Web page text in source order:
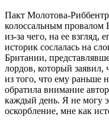
Пакт Молотова-
колоссальным провалом
из-за чего, на ее взгляд,
историк сослалась на
Британии,
лордов, который заявил,
из того, что ему раньше
обратила внимание
каждый день. Я не могу
оскорбление, мне как